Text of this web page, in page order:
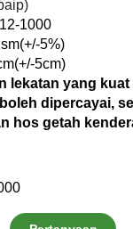
1000
5%)
5cm)
lekatan yang
dipercayai,
hos getah